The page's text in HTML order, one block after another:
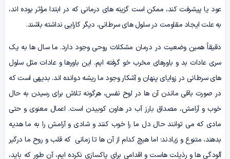
عود یا پیشرفت کند، ممکن است گزینه های درمانی که در ابتدا مؤثر بوده اند،
به علت ایجاد مقاومت در سلول های سرطانی، دیگر کارایی نداشته باشند.
دقیقاً همین وضعیت در درمان مشکلات روحی وجود دارد. ما سال ها به یک
سری عادات بد و باورهای مخرب خو گرفته ایم. این باورها و عادات مثل سلول
های سرطانی در زوایای پنهان و آشکار وجود ما ریشه دوانده اند. بدیهی است که
در صورت باقی ماندن آن ها در لوح نفس، هرگونه تلاش برای رسیدن به حال
خوب و آرامش، مصداق بارز آب در هاون کوبیدن است. اعمال معنوی و حتی
مادی که می توانند حال دل ما را خوب کنند و شادی و آرامش را به ما هدیه
بدهند، متنوع و زیادند؛ اما هیچ کدام از آن ها تا زمانی که قلب و روح ما درگیر
آلودگی ها و رذیلت هاست و اقدامی برای پاکسازی نکرده ایم، آن طور که باید،